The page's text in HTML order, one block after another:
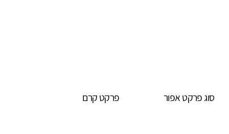
סוג פרקט אפור פרקט קרם